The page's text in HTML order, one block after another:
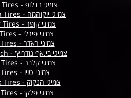
צמיגי דנלופ - Dunlop Tires
צמיגי יוקוהמה - Yokohama Tires
צמיגי קופר - Cooper Tires
צמיגי פירלי - Pirelli Tires
צמיגי ראדר - Radar Tires
צמיגי בי.אף גודריץ' - BFGoodrich
צמיגי קלבר - Kleber Tires
צמיגי טויו - Toyo Tires
צמיגי הנקוק - Hankook Tires
צמיגי פלקן - Tires